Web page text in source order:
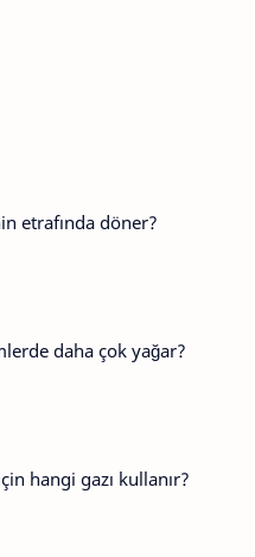
etrafında döner?
daha çok yağar?
hangi gazı kullanır?